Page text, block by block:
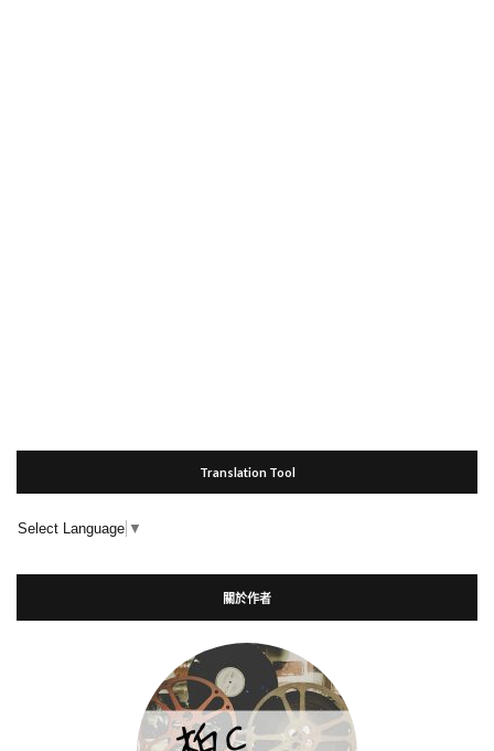
Translation Tool
Select Language ▼
關於作者